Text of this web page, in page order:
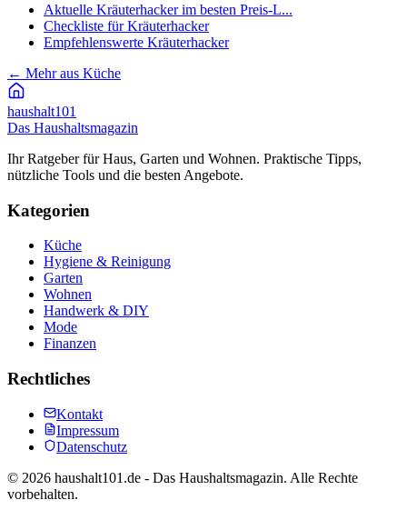
Aktuelle Kräuterhacker im besten Preis-L...
Checkliste für Kräuterhacker
Empfehlenswerte Kräuterhacker
← Mehr aus Küche
haushalt101
Das Haushaltsmagazin
Ihr Ratgeber für Haus, Garten und Wohnen. Praktische Tipps,
nützliche Tools und die besten Angebote.
Kategorien
Küche
Hygiene & Reinigung
Garten
Wohnen
Handwerk & DIY
Mode
Finanzen
Rechtliches
Kontakt
Impressum
Datenschutz
© 2026 haushalt101.de - Das Haushaltsmagazin. Alle Rechte
vorbehalten.